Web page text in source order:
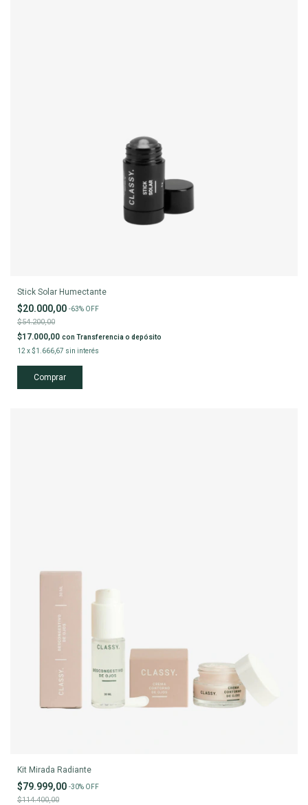
Stick Solar Humectante
$20.000,00 -63% OFF
$54.200,00
$17.000,00 con Transferencia o depósito
12x$1.666,67 sin interés
Kit Mirada Radiante
$79.999,00 -30% OFF
$114.400,00